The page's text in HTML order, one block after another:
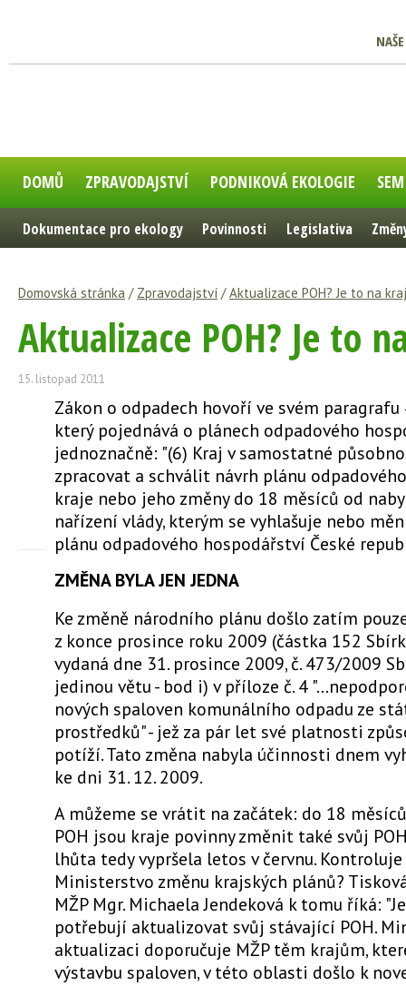
DOMŮ ZPRAVODAJSTVÍ PODNIKOVÁ EKOLOGIE
Dokumentace pro ekology Povinnosti Legislativa
Domovská stránka / Zpravodajství /Aktualizace POH? Je to na
Aktualizace POH? Je to
15. listopad 2011
Zákon o odpadech hovoří ve svém paragrafu
který pojednává o plánech odpadového
jednoznačně: "(6) Kraj v samostatné
zpracovat a schválit návrh plánu
kraje nebo jeho změny do 18 měsíců od
nařízení vlády, kterým se vyhlašuje nebo
plánu odpadového hospodářství České
ZMĚNA BYLA JEN JEDNA
Ke změně národního plánu došlo zatím
z konce prosince roku 2009 (částka 152
vydaná dne 31. prosince 2009, č. 473/2009
jedinou větu - bod i) v příloze č. 4
nových spaloven komunálního odpadu ze
prostředků" - jež za pár let své platnosti
potíží. Tato změna nabyla účinnosti dnem
ke dni 31. 12. 2009.
A můžeme se vrátit na začátek: do 18
POH jsou kraje povinny změnit také svůj
lhůta tedy vypršela letos v červnu. Kontroluje
Ministerstvo změnu krajských plánů?
MŽP Mgr. Michaela Jendeková k tomu říká:
potřebují aktualizovat svůj stávající POH.
aktualizaci doporučuje MŽP těm krajům,
výstavbu spaloven, v této oblasti došlo k